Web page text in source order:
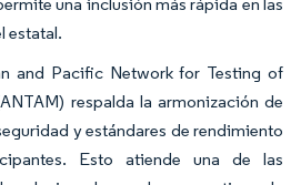
estatal.
and Pacific Network for Testing of
respalda la armonización de
y estándares de rendimiento
Esto atiende una de las